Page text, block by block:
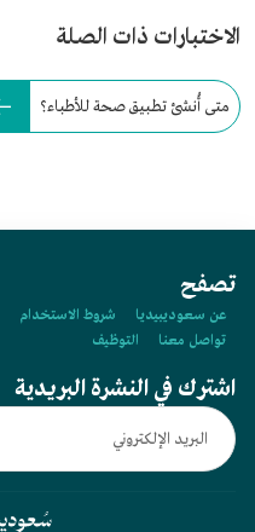
الاختبارات ذات الصلة
متى أُنشئ تطبيق صحة للأطباء؟
تصفح
عن سعوديبيديا شروط الاستخدام
تواصل معنا
التوظيف
اشترك في النشرة البريدية